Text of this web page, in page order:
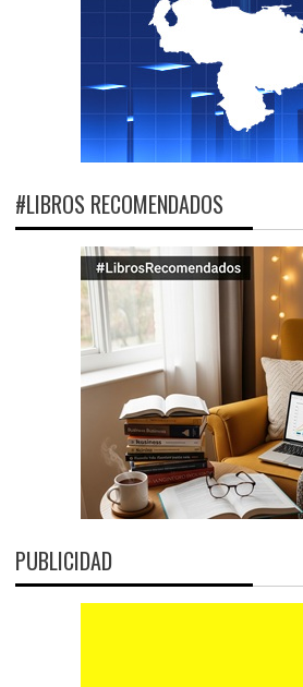
#LIBROS RECOMENDADOS
PUBLICIDAD